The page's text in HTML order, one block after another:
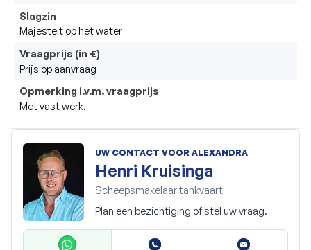
Slagzin
Majesteit op het water
Vraagprijs (in €)
Prijs op aanvraag
Opmerking i.v.m. vraagprijs
Met vast werk.
UW CONTACT VOOR ALEXANDRA
Henri Kruisinga
Scheepsmakelaar tankvaart
Plan een bezichtiging of stel uw vraag.